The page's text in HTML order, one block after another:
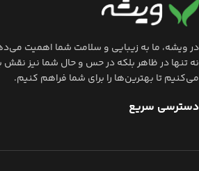
در ویشه، ما به زیبایی و سلامت شما اهمیت
نه تنها در ظاهر بلکه در حس و حال شما نیز نقش
می‌کنیم تا بهترین‌ها را برای شما فراهم کنیم.
دسترسی سریع